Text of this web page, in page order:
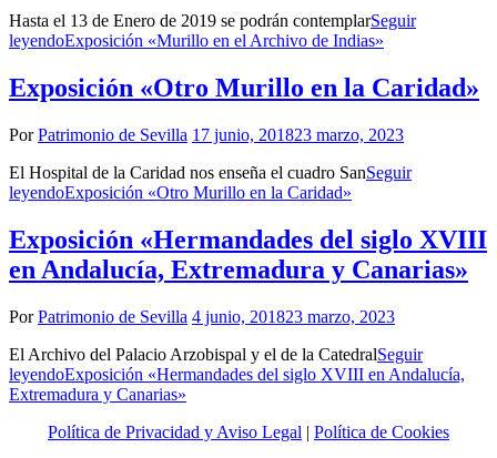
Hasta el 13 de Enero de 2019 se podrán contemplarSeguir
leyendoExposición «Murillo en el Archivo de Indias»
Exposición «Otro Murillo en la Caridad»
PorPatrimonio de Sevilla 17 junio, 201823 marzo, 2023
El Hospital de la Caridad nos enseña el cuadro SanSeguir
leyendoExposición «Otro Murillo en la Caridad»
Exposición «Hermandades del siglo XVIII
en Andalucía, Extremadura y Canarias»
PorPatrimonio de Sevilla 4 junio, 201823 marzo, 2023
El Archivo del Palacio Arzobispal y el de la CatedralSeguir
leyendoExposición «Hermandades del siglo XVIII en Andalucía,
Extremadura y Canarias»
Política de Privacidad y Aviso Legal | Política de Cookies